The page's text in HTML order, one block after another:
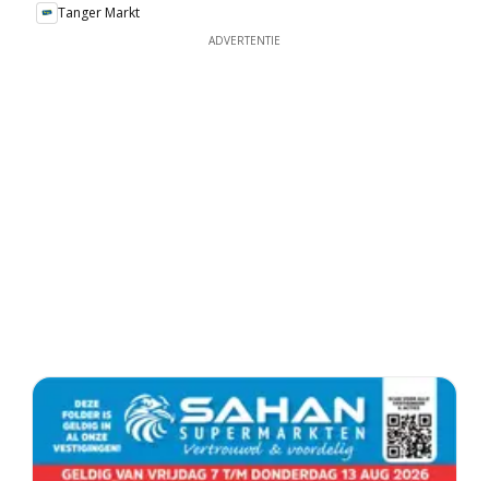
Tanger Markt
ADVERTENTIE